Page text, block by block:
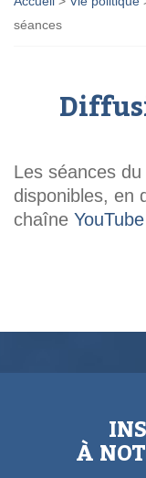
séances
Les séances
disponibles, en
chaîne YouTube
À